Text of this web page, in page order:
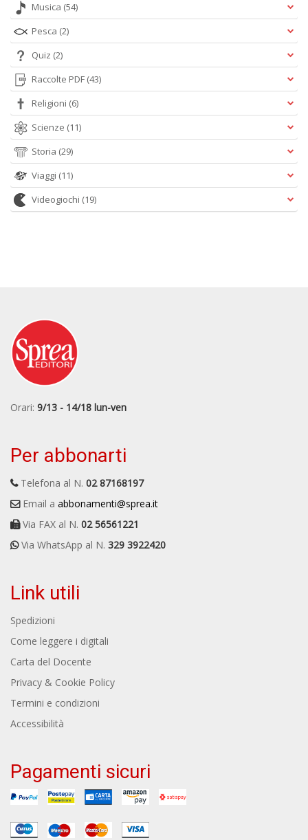
Musica (54)
Pesca (2)
Quiz (2)
Raccolte PDF (43)
Religioni (6)
Scienze (11)
Storia (29)
Viaggi (11)
Videogiochi (19)
Orari: 9/13 - 14/18 lun-ven
Per abbonarti
Telefona al N. 02 87168197
Email a abbonamenti@sprea.it
Via FAX al N. 02 56561221
Via WhatsApp al N. 329 3922420
Link utili
Spedizioni
Come leggere i digitali
Carta del Docente
Privacy & Cookie Policy
Termini e condizioni
Accessibilità
Pagamenti sicuri